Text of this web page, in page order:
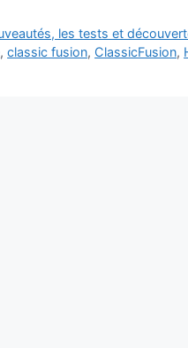
les tests et
,classic fusion, ClassicFusion,